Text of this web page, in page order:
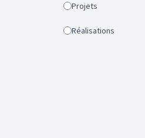
Projets
Réalisations